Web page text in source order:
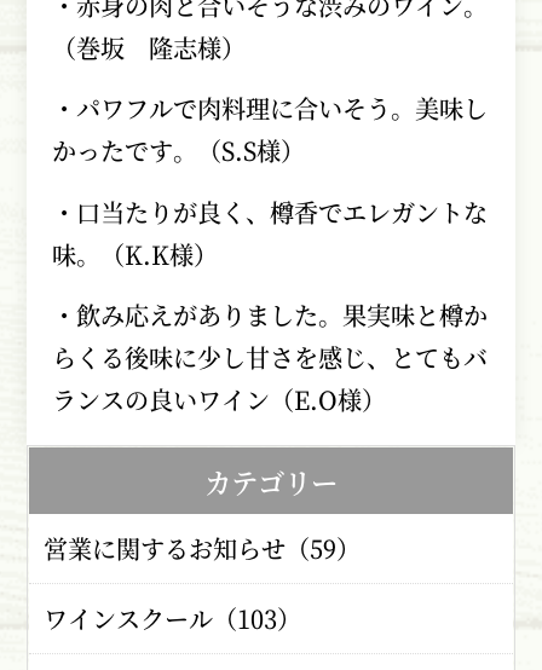
（巻坂 隆志様）
・パワフルで肉料理に合いそう。美味し
かったです。（S.S様）
・口当たりが良く、樽香でエレガントな
味。（K.K様）
・飲み応えがありました。果実味と樽か
らくる後味に少し甘さを感じ、とてもバ
ランスの良いワイン（E.O様）
カテゴリー
営業に関するお知らせ（59）
ワインスクール（103）